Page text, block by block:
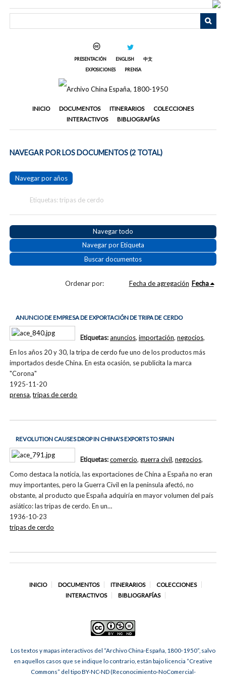
PRESENTACIÓN ENGLISH
中文
EXPOSICIONES
PRENSA
INICIO DOCUMENTOS ITINERARIOS
COLECCIONES
INTERACTIVOS
BIBLIOGRAFÍAS
NAVEGAR POR LOS DOCUMENTOS (2 TOTAL)
Navegar por años
Etiquetas: tripas de cerdo
Navegar todo
Navegar por Etiqueta
Buscar documentos
Ordenar por: Fecha de agregación Fecha
ANUNCIO DE EMPRESA DE EXPORTACIÓN DE TRIPA DE CERDO
En los años 20 y 30, la tripa de cerdo fue uno de los productos más
importados desde China. En esta ocasión, se publicita la marca
"Corona"
1925-11-20
Etiquetas:anuncios, importación, negocios,
prensa,tripas de cerdo
REVOLUTION CAUSES DROP IN CHINA'S EXPORTS TO SPAIN
Como destaca la noticia, las exportaciones de China a España no eran
muy importantes, pero la Guerra Civil en la península afectó, no
obstante, al producto que España adquiría en mayor volumen del país
asiático: las tripas de cerdo. En un…
1936-10-23
Etiquetas:comercio, guerra civil, negocios,
tripas de cerdo
INICIO DOCUMENTOS ITINERARIOS
COLECCIONES
INTERACTIVOS
BIBLIOGRAFÍAS
Los textos y mapas interactivos del “Archivo China-España, 1800-1950”, salvo
en aquellos casos que se indique lo contrario, están bajo licencia “Creative
Commons” del tipo BY-NC-ND (Reconocimiento-NoComercial-